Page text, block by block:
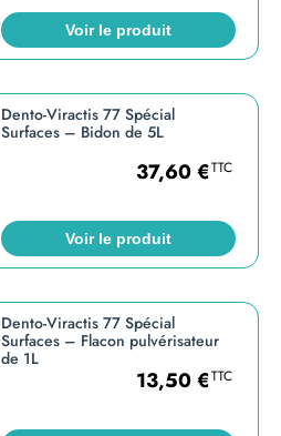
Voir le produit
Dento-Viractis 77 Spécial
Surfaces – Bidon de 5L
37,60€TTC
Voir le produit
Dento-Viractis 77 Spécial
Surfaces – Flacon pulvérisateur
de 1L
13,50€TTC